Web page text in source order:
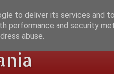
to deliver its services and
performance and security
abuse.